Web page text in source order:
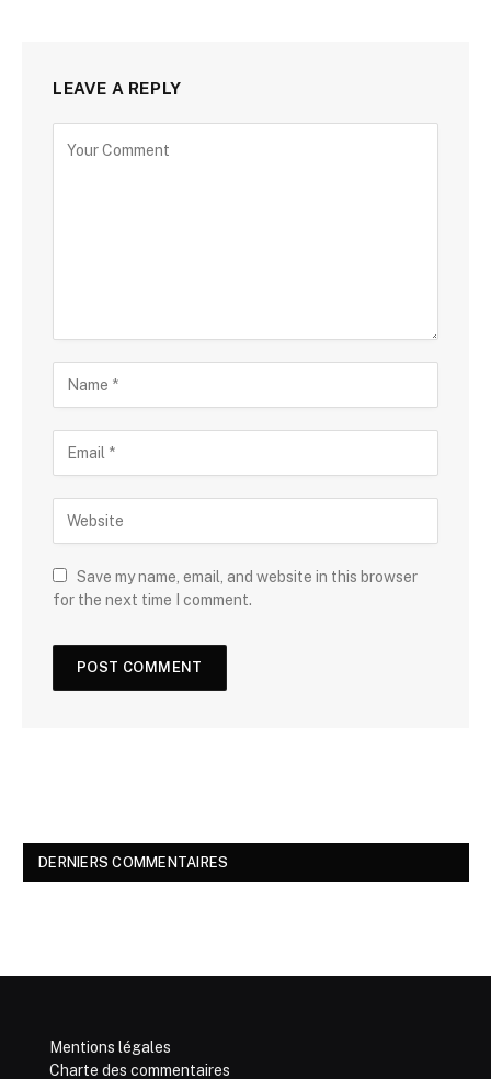
LEAVE A REPLY
Save my name, email, and website in this browser
for the next time I comment.
DERNIERS COMMENTAIRES
Mentions légales
Charte des commentaires